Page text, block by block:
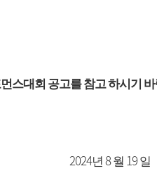
스대회 공고를 참고 하시기
2024년 8월 19 일